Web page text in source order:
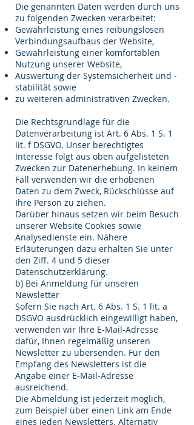
Die genannten Daten werden durch uns
zu folgenden Zwecken verarbeitet:
Gewährleistung eines reibungslosen
Verbindungsaufbaus der Website,
Gewährleistung einer komfortablen
Nutzung unserer Website,
Auswertung der Systemsicherheit und -
stabilität sowie
zu weiteren administrativen Zwecken.
Die Rechtsgrundlage für die
Datenverarbeitung ist Art. 6 Abs. 1 S. 1
lit. f DSGVO. Unser berechtigtes
Interesse folgt aus oben aufgelisteten
Zwecken zur Datenerhebung. In keinem
Fall verwenden wir die erhobenen
Daten zu dem Zweck, Rückschlüsse auf
Ihre Person zu ziehen.
Darüber hinaus setzen wir beim Besuch
unserer Website Cookies sowie
Analysedienste ein. Nähere
Erläuterungen dazu erhalten Sie unter
den Ziff. 4 und 5 dieser
Datenschutzerklärung.
b) Bei Anmeldung für unseren
Newsletter
Sofern Sie nach Art. 6 Abs. 1 S. 1 lit. a
DSGVO ausdrücklich eingewilligt haben,
verwenden wir Ihre E-Mail-Adresse
dafür, Ihnen regelmäßig unseren
Newsletter zu übersenden. Für den
Empfang des Newsletters ist die
Angabe einer E-Mail-Adresse
ausreichend.
Die Abmeldung ist jederzeit möglich,
zum Beispiel über einen Link am Ende
eines jeden Newsletters. Alternativ